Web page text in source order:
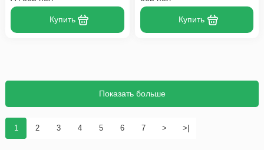
Купить Купить
1 2 3 4 5 6 7 > >|
Показать больше